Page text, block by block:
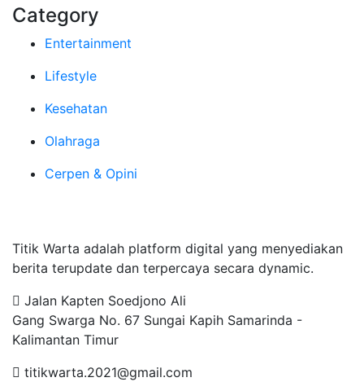
Category
Entertainment
Lifestyle
Kesehatan
Olahraga
Cerpen & Opini
Titik Warta adalah platform digital yang menyediakan
berita terupdate dan terpercaya secara dynamic.
Jalan Kapten Soedjono Ali
Gang Swarga No. 67 Sungai Kapih Samarinda -
Kalimantan Timur
titikwarta.2021@gmail.com